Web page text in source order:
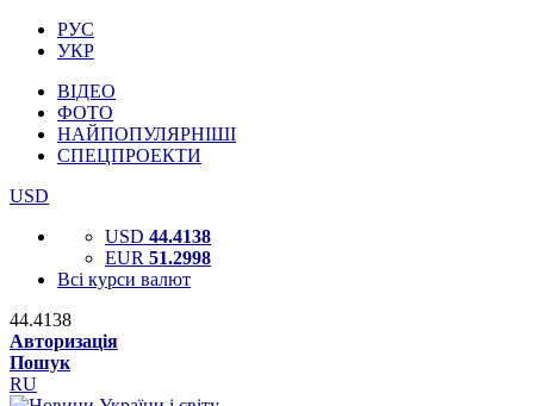
РУС
УКР
ВІДЕО
ФОТО
НАЙПОПУЛЯРНІШІ
СПЕЦПРОЕКТИ
USD
USD 44.4138
EUR 51.2998
Всі курси валют
44.4138
Авторизація
Пошук
RU